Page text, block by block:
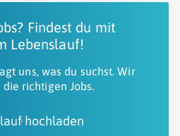
Findest du mit
Lebenslauf!
uns, was du suchst. Wir
richtigen Jobs.
hochladen